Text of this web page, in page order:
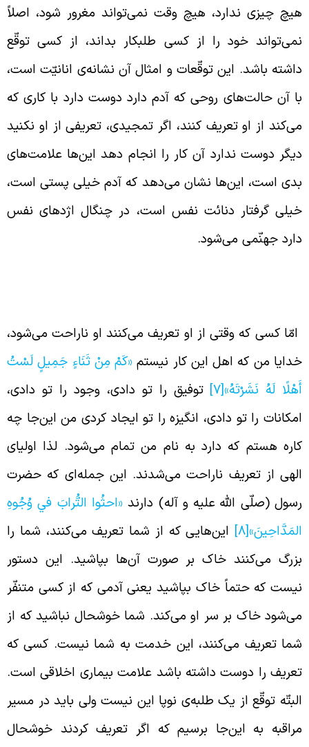
چیزی ندارد، هیچ وقت نمی‌تواند مغرور شود، اصلاً
خود را از کسی طلبکار بداند، از کسی توقّع
باشد. این توقّعات و امثال آن نشانه‌ی انانیّت است،
آن حالت‌های روحی که آدم دارد دوست دارد با کاری که
از او تعریف کنند، اگر تمجیدی، تعریفی از او نکنید
دوست ندارد آن کار را انجام دهد این‌ها علامت‌های
است، این‌ها نشان می‌دهد که آدم خیلی پستی است،
گرفتار دنائت نفس است، در چنگال اژدهای نفس
جهنّمی می‌شود.
کسی که وقتی از او تعریف می‌کنند او ناراحت می‌شود،
من که اهل این کار نیستم«کَمْ مِنْ ثَنَاءٍ جَمِيلٍ لَسْتُ
لَهُ نَشَرْتَهُ»[7]
توفیق را تو دادی، وجود را تو دادی،
را تو دادی، انگیزه را تو ایجاد کردی من این‌جا چه
هستم که دارد به نام من تمام می‌شود. لذا اولیای
از تعریف ناراحت می‌شدند. این جمله‌ا‌ی که حضرت
(صلّی الله علیه و آله) دارند«احثُوا التُّرابَ في وُجُوهِ
[8] ای ن‌هایی که از شما تعریف می‌کنند، شما را
می‌کنندخاک بر صورت آن‌ها بپاشید. ایندستور
که حتماً خاک بپاشید یعنی آدمی که از کسی متنفّر
خاک بر سر او می‌کند. شما خوشحال نباشید که از
تعریف می‌کنند، این خدمت به شما نیست. کسی که
را دوست داشته باشد علامت بیماری اخلاقی است.
توقّع از یک طلبه‌ی نوپا این نیست ولی باید در مسیر
به این‌جا برسیم که اگر تعریف کردند خوشحال